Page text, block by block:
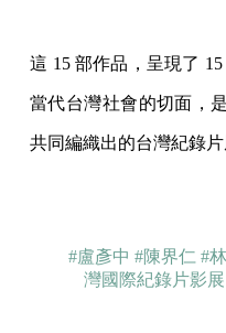
這 15 部作品，呈現了
當代台灣社會的切面，
共同編織出的台灣紀錄片
#盧彥中 #陳界仁 #
灣國際紀錄片影展